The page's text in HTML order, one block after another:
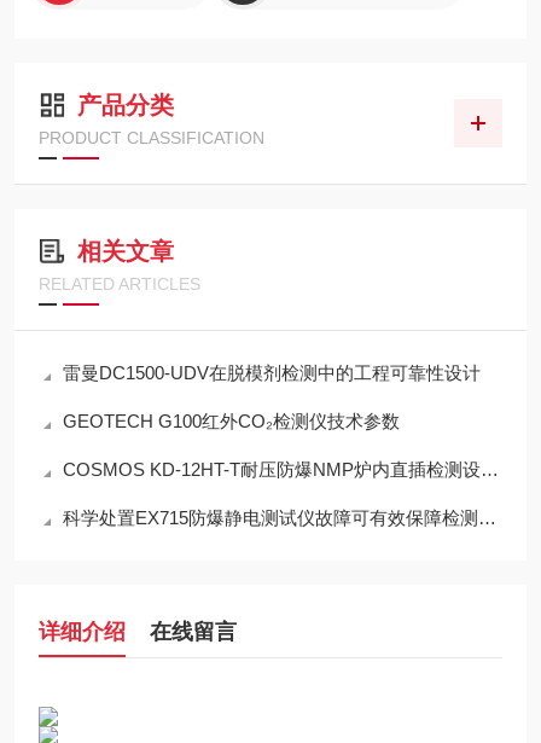
产品分类
PRODUCT CLASSIFICATION
相关文章
RELATED ARTICLES
雷曼DC1500-UDV在脱模剂检测中的工程可靠性设计
GEOTECH G100红外CO₂检测仪技术参数
COSMOS KD-12HT-T耐压防爆NMP炉内直插检测设备工程设计指南
科学处置EX715防爆静电测试仪故障可有效保障检测工作正常开展
详细介绍 在线留言